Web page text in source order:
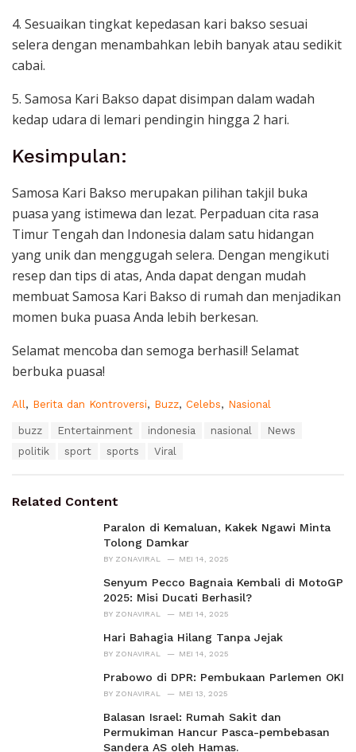
4. Sesuaikan tingkat kepedasan kari bakso sesuai
selera dengan menambahkan lebih banyak atau sedikit
cabai.
5. Samosa Kari Bakso dapat disimpan dalam wadah
kedap udara di lemari pendingin hingga 2 hari.
Kesimpulan:
Samosa Kari Bakso merupakan pilihan takjil buka
puasa yang istimewa dan lezat. Perpaduan cita rasa
Timur Tengah dan Indonesia dalam satu hidangan
yang unik dan menggugah selera. Dengan mengikuti
resep dan tips di atas, Anda dapat dengan mudah
membuat Samosa Kari Bakso di rumah dan menjadikan
momen buka puasa Anda lebih berkesan.
Selamat mencoba dan semoga berhasil! Selamat
berbuka puasa!
C
i
All , Berita dan Kontroversi, Buzz, Celebs, Nasional
buzz Entertainment indonesia nasional
News
politik
sport sports Viral
Related Content
Paralon di Kemaluan, Kakek Ngawi Minta
Tolong Damkar
BY ZONAVIRAL MEI 14, 2025
Senyum Pecco Bagnaia Kembali di MotoGP
2025: Misi Ducati Berhasil?
BY ZONAVIRAL MEI 14, 2025
Hari Bahagia Hilang Tanpa Jejak
BY ZONAVIRAL MEI 14, 2025
Prabowo di DPR: Pembukaan Parlemen OKI
BY ZONAVIRAL MEI 13, 2025
Balasan Israel: Rumah Sakit dan
Permukiman Hancur Pasca-pembebasan
Sandera AS oleh Hamas.